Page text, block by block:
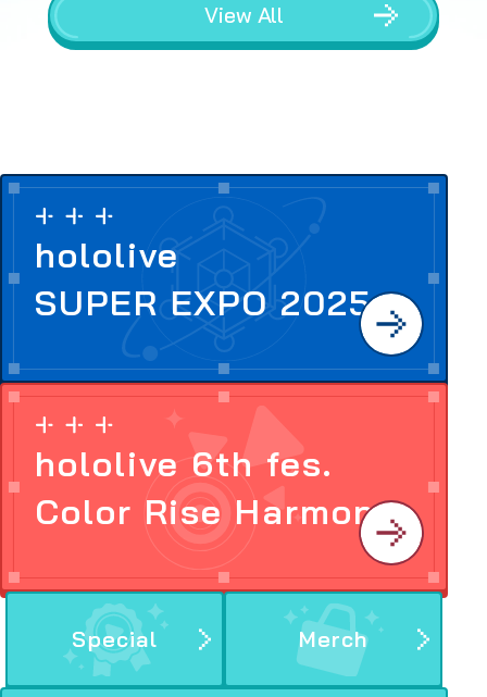
View All
hololive
SUPER EXPO 2025
hololive 6th fes.
Color Rise Harmony
Special Merch